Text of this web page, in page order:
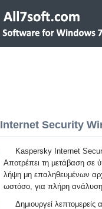
Security
Kaspersky Internet
Αποτρέπει τη μετάβαση σε
λήψη μη επαληθευμένων
ωστόσο, για πλήρη
Δημιουργεί λεπτομερείς